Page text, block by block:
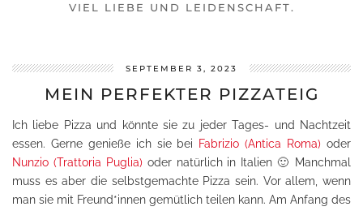
VIEL LIEBE UND LEIDENSCHAFT.
SEPTEMBER 3, 2023
MEIN PERFEKTER PIZZATEIG
Ich liebe Pizza und könnte sie zu jeder Tages- und Nachtzeit
essen. Gerne genieße ich sie bei
Fabrizio (Antica Roma) oder
Nunzio (Trattoria Puglia)oder natürlich in Italien 🙂 Manchmal
muss es aber die selbstgemachte Pizza sein. Vor allem, wenn
man sie mit Freund*innen gemütlich teilen kann. Am Anfang des